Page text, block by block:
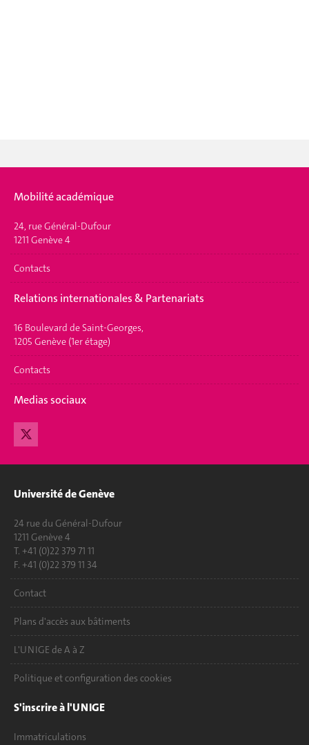
Mobilité académique
24, rue Général-Dufour
1211 Genève 4
Contacts
Relations internationales & Partenariats
16 Boulevard de Saint-Georges,
1205 Genève (1er étage)
Contacts
Medias sociaux
Université de Genève
24 rue du Général-Dufour
1211 Genève 4
T. +41 (0)22 379 71 11
F. +41 (0)22 379 11 34
Contact
Plans d'accès aux bâtiments
L'UNIGE de A à Z
Politique et configuration des cookies
S'inscrire à l'UNIGE
Immatriculations